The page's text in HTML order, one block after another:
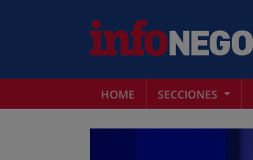
HOME SECCIONES